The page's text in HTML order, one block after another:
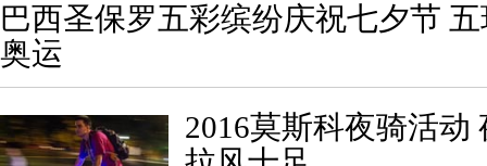
巴西圣保罗五彩缤纷庆祝七夕节
奥运
2016莫斯科夜骑活动